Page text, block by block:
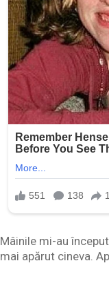
Mâinile mi-au
mai apărut cineva.